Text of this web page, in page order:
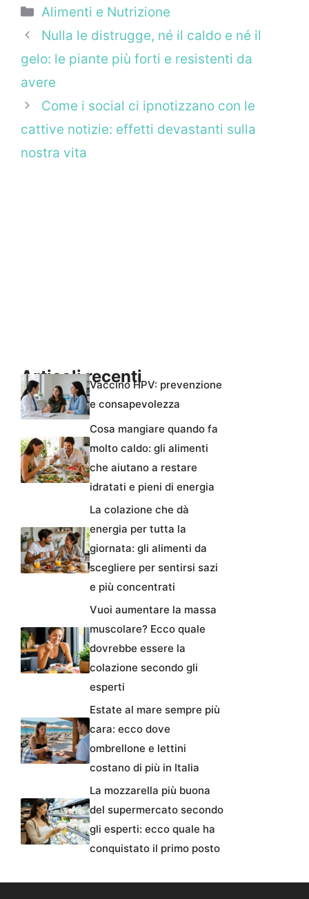
Categorie
Alimenti e Nutrizione
Nulla le distrugge, né il caldo e né il
gelo: le piante più forti e resistenti da
avere
Come i social ci ipnotizzano con le
cattive notizie: effetti devastanti sulla
nostra vita
Articoli recentiVaccino HPV: prevenzione
e consapevolezza
Cosa mangiare quando fa
molto caldo: gli alimenti
che aiutano a restare
idratati e pieni di energia
La colazione che dà
energia per tutta la
giornata: gli alimenti da
scegliere per sentirsi sazi
e più concentrati
Vuoi aumentare la massa
muscolare? Ecco quale
dovrebbe essere la
colazione secondo gli
esperti
Estate al mare sempre più
cara: ecco dove
ombrellone e lettini
costano di più in Italia
La mozzarella più buona
del supermercato secondo
gli esperti: ecco quale ha
conquistato il primo posto